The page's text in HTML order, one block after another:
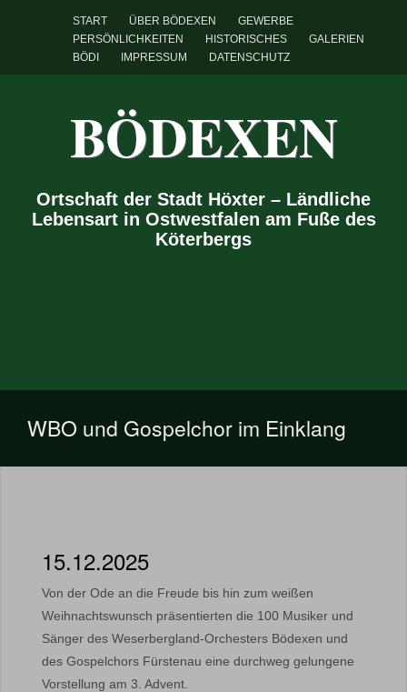
START ÜBER BÖDEXEN
GEWERBE
PERSÖNLICHKEITEN
HISTORISCHES
GALERIEN
BÖDI
IMPRESSUM DATENSCHUTZ
BÖDEXEN
Ortschaft der Stadt Höxter – Ländliche
Lebensart in Ostwestfalen am Fuße des
Köterbergs
WBO und Gospelchor im Einklang
15.12.2025
Von der Ode an die Freude bis hin zum weißen
Weihnachtswunsch präsentierten die 100 Musiker und
Sänger des Weserbergland-Orchesters Bödexen und
des Gospelchors Fürstenau eine durchweg gelungene
Vorstellung am 3. Advent.